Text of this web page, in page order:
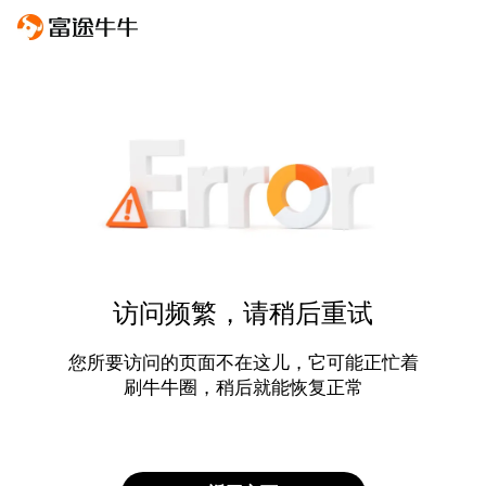
访问频繁，请稍后重试
您所要访问的页面不在这儿，它可能正忙着
刷牛牛圈，稍后就能恢复正常